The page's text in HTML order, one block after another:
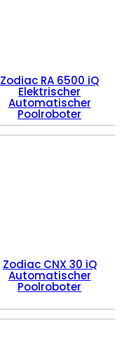
Zodiac RA 6500 iQ
Elektrischer
Automatischer
Poolroboter
Zodiac CNX 30 iQ
Automatischer
Poolroboter